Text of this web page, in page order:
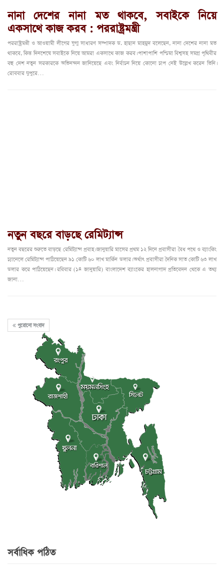
নানা দেশের নানা মত থাকবে, সবাইকে নিয়ে
একসাথে কাজ করব : পররাষ্ট্রমন্ত্রী
পররাষ্ট্রমন্ত্রী ও আওয়ামী লীগের যুগ্ম সাধারণ সম্পাদক ড. হাছান মাহমুদ বলেছেন, নানা দেশের নানা মত
থাকবে, কিন্তু দিনশেষে সবাইকে নিয়ে আমরা একসাথে কাজ করব। পাশাপাশি পশ্চিমা বিশ্বসহ সমগ্র পৃথিবীর
বহু দেশ নতুন সরকারকে অভিনন্দন জানিয়েছে এবং নির্বাচন নিয়ে কোনো চাপ নেই উল্লেখ করেন তিনি।
রোববার দুপুরে…
নতুন বছরে বাড়ছে রেমিট্যান্স
নতুন বছরের শুরুতে বাড়ছে রেমিট্যান্স প্রবাহ। জানুয়ারি মাসের প্রথম ১২ দিনে প্রবাসীরা বৈধ পথে ও ব্যাংকিং
চ্যানেলে রেমিট্যান্স পাঠিয়েছেন ৯১ কোটি ৬০ লাখ মার্কিন ডলার। অর্থাৎ প্রবাসীরা দৈনিক সাত কোটি ৬৩ লাখ
ডলার করে পাঠিয়েছেন। রবিবার (১৪ জানুয়ারি) বাংলাদেশ ব্যাংকের হালনাগাদ প্রতিবেদন থেকে এ তথ্য
জানা…
পুরোনো সংবাদ
সর্বাধিক পঠিত